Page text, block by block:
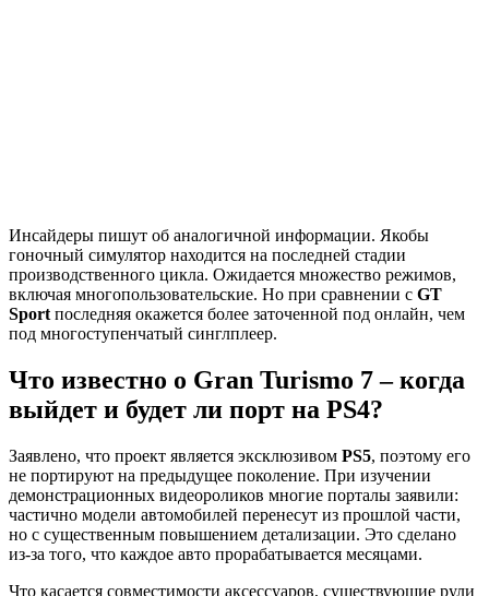
Инсайдеры пишут об аналогичной информации. Якобы
гоночный симулятор находится на последней стадии
производственного цикла. Ожидается множество режимов,
включая многопользовательские. Но при сравнении с GT
Sport последняя окажется более заточенной под онлайн, чем
под многоступенчатый синглплеер.
Что известно о Gran Turismo 7 – когда
выйдет и будет ли порт на PS4?
Заявлено, что проект является эксклюзивом PS5, поэтому его
не портируют на предыдущее поколение. При изучении
демонстрационных видеороликов многие порталы заявили:
частично модели автомобилей перенесут из прошлой части,
но с существенным повышением детализации. Это сделано
из-за того, что каждое авто прорабатывается месяцами.
Что касается совместимости аксессуаров, существующие рули